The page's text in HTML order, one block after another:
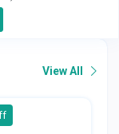
View All